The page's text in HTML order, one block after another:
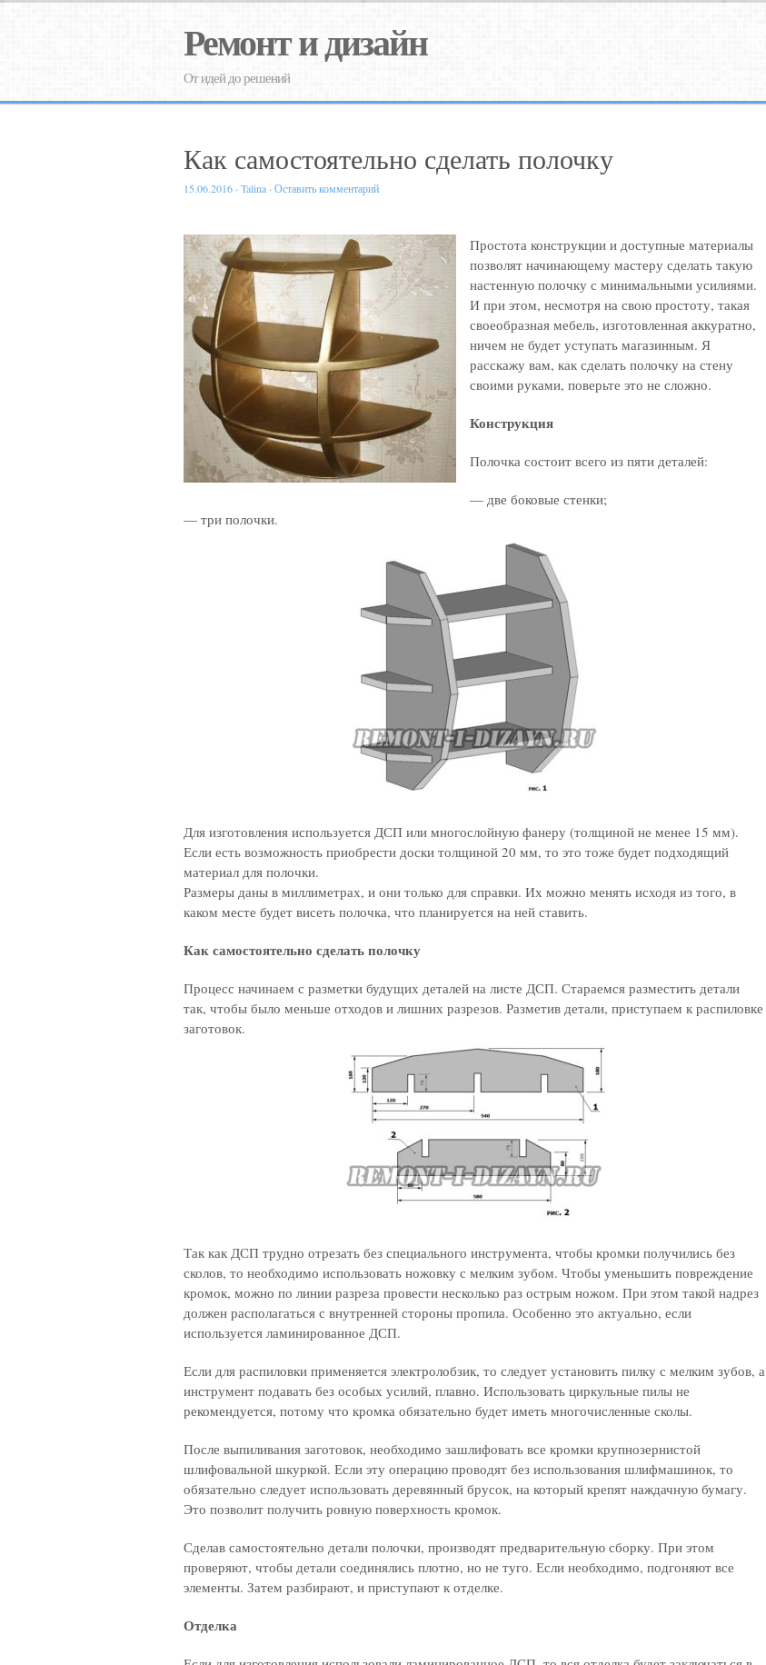
Ремонт и дизайн
От идей до решений
Как самостоятельно сделать полочку
15.06.2016 · Talina · Оставить комментарий
Простота конструкции и доступные материалы
позволят начинающему мастеру сделать такую
настенную полочку с минимальными усилиями.
И при этом, несмотря на свою простоту, такая
своеобразная мебель, изготовленная аккуратно,
ничем не будет уступать магазинным. Я
расскажу вам, как сделать полочку на стену
своими руками, поверьте это не сложно.
Конструкция
Полочка состоит всего из пяти деталей:
— две боковые стенки;
— три полочки.
Для изготовления используется ДСП или многослойную фанеру (толщиной не менее 15 мм).
Если есть возможность приобрести доски толщиной 20 мм, то это тоже будет подходящий
материал для полочки.
Размеры даны в миллиметрах, и они только для справки. Их можно менять исходя из того, в
каком месте будет висеть полочка, что планируется на ней ставить.
Как самостоятельно сделать полочку
Процесс начинаем с разметки будущих деталей на листе ДСП. Стараемся разместить детали
так, чтобы было меньше отходов и лишних разрезов. Разметив детали, приступаем к распиловке
заготовок.
Так как ДСП трудно отрезать без специального инструмента, чтобы кромки получились без
сколов, то необходимо использовать ножовку с мелким зубом. Чтобы уменьшить повреждение
кромок, можно по линии разреза провести несколько раз острым ножом. При этом такой надрез
должен располагаться с внутренней стороны пропила. Особенно это актуально, если
используется ламинированное ДСП.
Если для распиловки применяется электролобзик, то следует установить пилку с мелким зубов, а
инструмент подавать без особых усилий, плавно. Использовать циркульные пилы не
рекомендуется, потому что кромка обязательно будет иметь многочисленные сколы.
После выпиливания заготовок, необходимо зашлифовать все кромки крупнозернистой
шлифовальной шкуркой. Если эту операцию проводят без использования шлифмашинок, то
обязательно следует использовать деревянный брусок, на который крепят наждачную бумагу.
Это позволит получить ровную поверхность кромок.
Сделав самостоятельно детали полочки, производят предварительную сборку. При этом
проверяют, чтобы детали соединялись плотно, но не туго. Если необходимо, подгоняют все
элементы. Затем разбирают, и приступают к отделке.
Отделка